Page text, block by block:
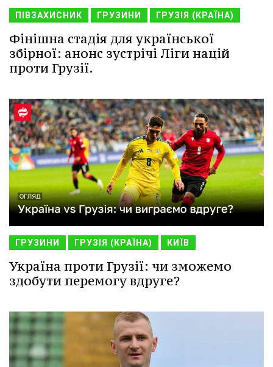
ПІВЗАХИСНИК ГРУЗИНИ ГРУЗІЯ (КРАЇНА)
Фінішна стадія для української
збірної: анонс зустрічі Ліги націй
проти Грузії.
ГРУЗИНИ ГРУЗІЯ (КРАЇНА) КИЇВ
Україна проти Грузії: чи зможемо
здобути перемогу вдруге?